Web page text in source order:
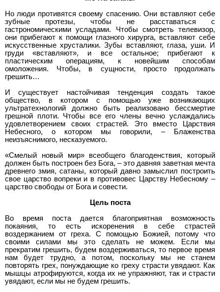
Но люди противятся своему спасению. Они вставляют себе
зубные протезы, чтобы не расставаться с
гастрономическими усладами. Чтобы смотреть телевизор,
они прибегают к помощи глазного хирурга, вставляют себе
искусственные хрусталики. Зубы вставляют, глаза, уши. И
груди «вставляют», и все остальное; прибегают к
пластическим операциям, к новейшим способам
омоложения. Чтобы, в сущности, просто продолжать
грешить…
И существует настойчивая тенденция создать такое
общество, в котором с помощью уже возникающих
ультратехнологий должно быть реализовано бессмертие
грешной плоти. Чтобы все его члены вечно услаждались
удовлетворением своих страстей. Это вместо Царствия
Небесного, о котором мы говорили, – Блаженства
неизъяснимого, несказуемого.
«Смелый новый мир» всеобщего благоденствия, который
должен быть построен без Бога, – это давняя заветная мечта
древнего змия, сатаны, который давно замыслил построить
свое царство вопреки и в противовес Царству Небесному –
царство свободы от Бога и совести.
Цель поста
Во время поста дается благоприятная возможность
покаяния, то есть искоренения в себе страстей
воздержанием от греха. С помощью Божией, потому что
своими силами мы это сделать не можем. Если мы
прекратим грешить, будем воздерживаться, то первое время
нам будет трудно, а потом, поскольку мы не станем
повторять грех, понуждающие ко греху страсти увядают. Как
мышцы атрофируются, когда их не упражняют, так и страсти
увядают, если мы не будем грешить.